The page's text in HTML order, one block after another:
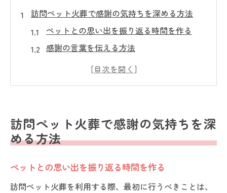
訪問ペット火葬で感謝の気持ちを深める方法
ペットとの思い出を振り返る時間を作る
感謝の言葉を伝える方法
写真やビデオを活用する
心の整理をするための儀式
自宅で訪問ペット火葬を行う利点とは
移動の負担を軽減する
プライベートな空間での別れ
訪問ペット火葬で感謝の気持ちを深
める方法
ペットとの思い出を振り返る時間を作る
訪問ペット火葬を利用する際、最初に行うべきことは、